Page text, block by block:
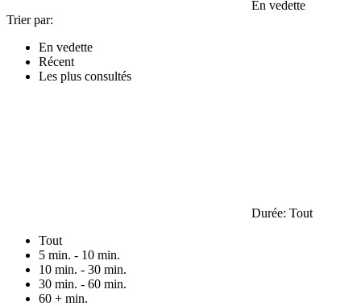
En vedette
Trier par:
En vedette
Récent
Les plus consultés
Durée: Tout
Tout
5 min. - 10 min.
10 min. - 30 min.
30 min. - 60 min.
60 + min.